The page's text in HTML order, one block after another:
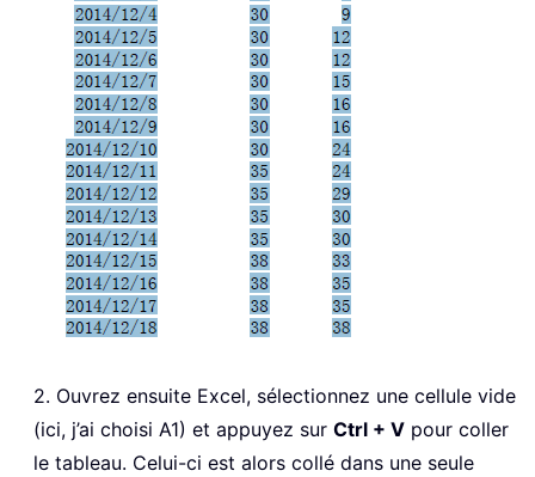
2. Ouvrez ensuite Excel, sélectionnez une cellule vide
(ici, j’ai choisi A1) et appuyez sur Ctrl + V pour coller
le tableau. Celui-ci est alors collé dans une seule